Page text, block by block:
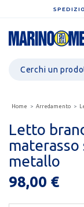
Home Arredamento
Letto
metallo
98,00 €